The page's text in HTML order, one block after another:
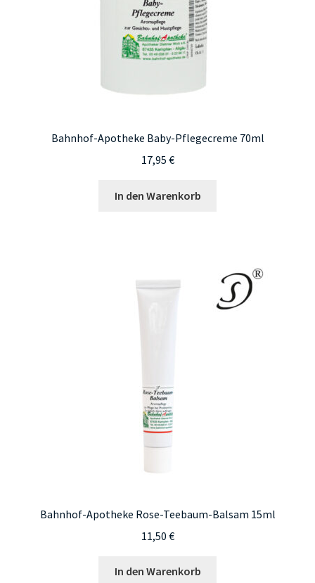
Bahnhof-Apotheke Baby-Pflegecreme 70ml
17,95 €
In den Warenkorb
Bahnhof-Apotheke Rose-Teebaum-Balsam 15ml
11,50 €
In den Warenkorb